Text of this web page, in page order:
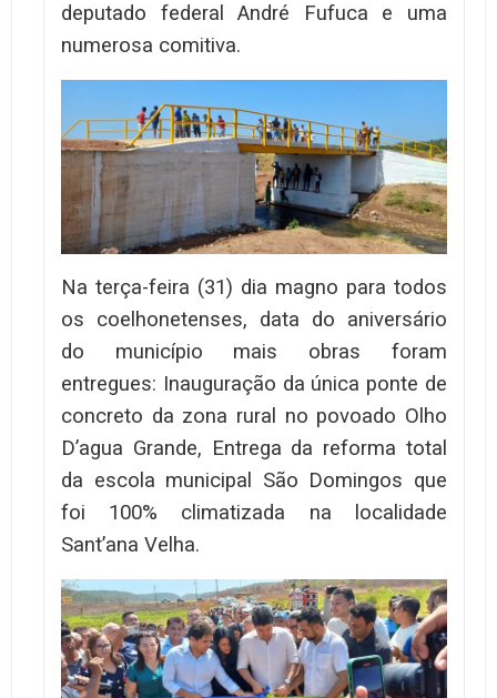
deputado federal André Fufuca e uma
numerosa comitiva.
Na terça-feira (31) dia magno para todos
os coelhonetenses, data do aniversário
do município mais obras foram
entregues: Inauguração da única ponte de
concreto da zona rural no povoado Olho
D’agua Grande, Entrega da reforma total
da escola municipal São Domingos que
foi 100% climatizada na localidade
Sant’ana Velha.